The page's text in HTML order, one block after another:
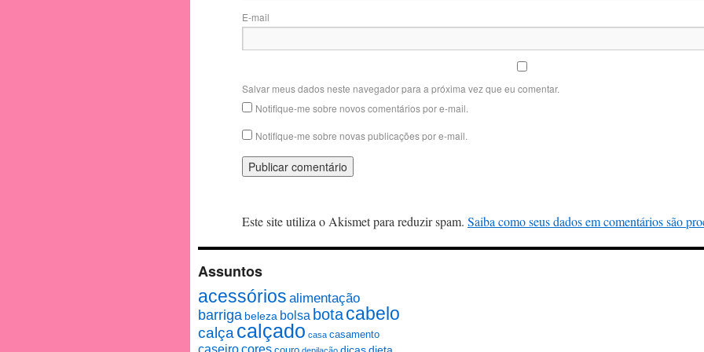
E-mail
Salvar meus dados neste navegador para a próxima vez que eu comentar.
Notifique-me sobre novos comentários por e-mail.
Notifique-me sobre novas publicações por e-mail.
Este site utiliza o Akismet para reduzir spam. Saiba como seus dados em comentários são
Assuntos
acessórios alimentação
barriga beleza bolsa botacabelo
calça calçado casa casamento
caseirocores couro depilação dicas dieta